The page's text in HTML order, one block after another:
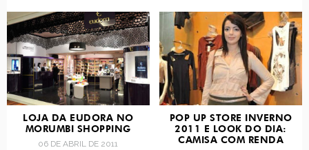
LOJA DA EUDORA NO
MORUMBI SHOPPING
06 DE ABRIL DE 2011
POP UP STORE INVERNO
2011 E LOOK DO DIA:
CAMISA COM RENDA